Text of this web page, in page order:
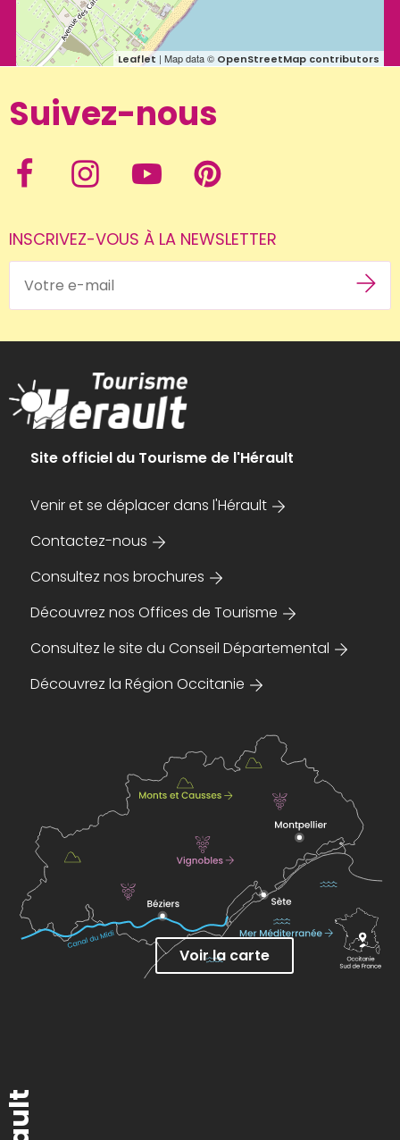
Leaflet | Map data © OpenStreetMap contributors
Suivez-nous
INSCRIVEZ-VOUS À LA NEWSLETTER
Site officiel du Tourisme de l'Hérault
Venir et se déplacer dans l'Hérault
Contactez-nous
Consultez nos brochures
Découvrez nos Offices de Tourisme
Consultez le site du Conseil Départemental
Découvrez la Région Occitanie
Voir la carte